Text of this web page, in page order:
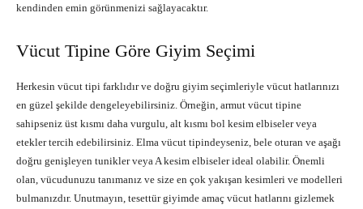
kendinden emin görünmenizi sağlayacaktır.
Vücut Tipine Göre Giyim Seçimi
Herkesin vücut tipi farklıdır ve doğru giyim seçimleriyle vücut hatlarınızı
en güzel şekilde dengeleyebilirsiniz. Örneğin, armut vücut tipine
sahipseniz üst kısmı daha vurgulu, alt kısmı bol kesim elbiseler veya
etekler tercih edebilirsiniz. Elma vücut tipindeyseniz, bele oturan ve aşağı
doğru genişleyen tunikler veya A kesim elbiseler ideal olabilir. Önemli
olan, vücudunuzu tanımanız ve size en çok yakışan kesimleri ve modelleri
bulmanızdır. Unutmayın, tesettür giyimde amaç vücut hatlarını gizlemek